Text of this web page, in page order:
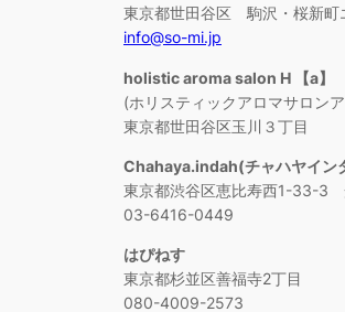
東京都世田谷区 駒沢・桜新町
info@so-mi.jp
holistic aroma salon H 【a】
(ホリスティックアロマサロン
東京都世田谷区玉川３丁目
Chahaya.indah(チャハヤイン
東京都渋谷区恵比寿西1-33-3
03-6416-0449
はぴねす
東京都杉並区善福寺2丁目
080-4009-2573